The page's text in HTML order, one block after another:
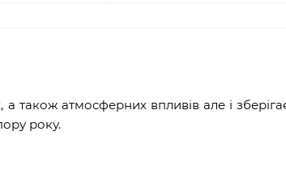
також атмосферних впливів але і
року.